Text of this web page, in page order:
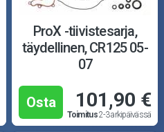
ProX -tiivistesarja,
täydellinen, CR125 05-
07
Osta 101,90 €
Toimitus2-3 arkipäivässä